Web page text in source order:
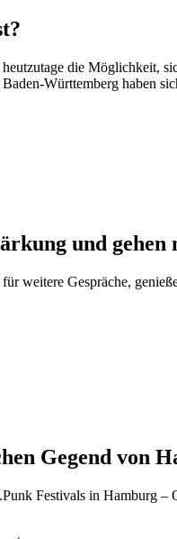
die Möglichkeit,
Württemberg haben
und
weitere Gespräche,
Gegend von
Festivals in Hamburg –